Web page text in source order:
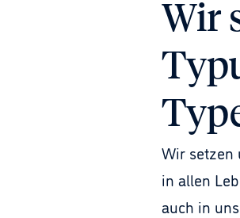
Wir
Wir setzen
in allen
auch in